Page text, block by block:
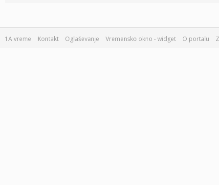
1A vreme Kontakt Oglaševanje Vremensko okno - widget O portalu